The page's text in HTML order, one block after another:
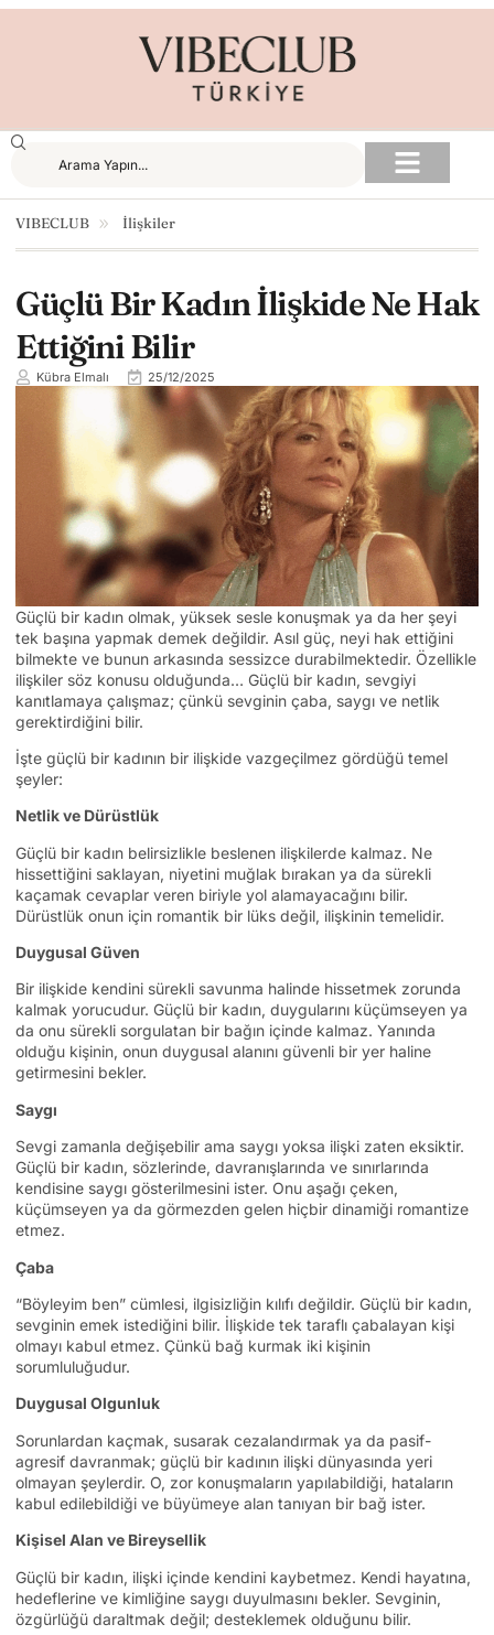
VIBECLUB İlişkiler
Güçlü Bir Kadın İlişkide Ne Hak
Ettiğini Bilir
Kübra Elmalı 25/12/2025
Güçlü bir kadın olmak, yüksek sesle konuşmak ya da her şeyi
tek başına yapmak demek değildir. Asıl güç, neyi hak ettiğini
bilmekte ve bunun arkasında sessizce durabilmektedir. Özellikle
ilişkiler söz konusu olduğunda… Güçlü bir kadın, sevgiyi
kanıtlamaya çalışmaz; çünkü sevginin çaba, saygı ve netlik
gerektirdiğini bilir.
İşte güçlü bir kadının bir ilişkide vazgeçilmez gördüğü temel
şeyler:
Netlik ve Dürüstlük
Güçlü bir kadın belirsizlikle beslenen ilişkilerde kalmaz. Ne
hissettiğini saklayan, niyetini muğlak bırakan ya da sürekli
kaçamak cevaplar veren biriyle yol alamayacağını bilir.
Dürüstlük onun için romantik bir lüks değil, ilişkinin temelidir.
Duygusal Güven
Bir ilişkide kendini sürekli savunma halinde hissetmek zorunda
kalmak yorucudur. Güçlü bir kadın, duygularını küçümseyen ya
da onu sürekli sorgulatan bir bağın içinde kalmaz. Yanında
olduğu kişinin, onun duygusal alanını güvenli bir yer haline
getirmesini bekler.
Saygı
Sevgi zamanla değişebilir ama saygı yoksa ilişki zaten eksiktir.
Güçlü bir kadın, sözlerinde, davranışlarında ve sınırlarında
kendisine saygı gösterilmesini ister. Onu aşağı çeken,
küçümseyen ya da görmezden gelen hiçbir dinamiği romantize
etmez.
Çaba
“Böyleyim ben” cümlesi, ilgisizliğin kılıfı değildir. Güçlü bir kadın,
sevginin emek istediğini bilir. İlişkide tek taraflı çabalayan kişi
olmayı kabul etmez. Çünkü bağ kurmak iki kişinin
sorumluluğudur.
Duygusal Olgunluk
Sorunlardan kaçmak, susarak cezalandırmak ya da pasif-
agresif davranmak; güçlü bir kadının ilişki dünyasında yeri
olmayan şeylerdir. O, zor konuşmaların yapılabildiği, hataların
kabul edilebildiği ve büyümeye alan tanıyan bir bağ ister.
Kişisel Alan ve Bireysellik
Güçlü bir kadın, ilişki içinde kendini kaybetmez. Kendi hayatına,
hedeflerine ve kimliğine saygı duyulmasını bekler. Sevginin,
özgürlüğü daraltmak değil; desteklemek olduğunu bilir.